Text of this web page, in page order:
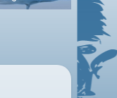
YA RABB